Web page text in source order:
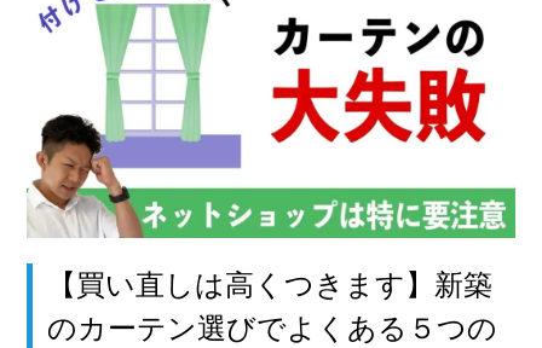
【買い直しは高くつきます】新築
のカーテン選びでよくある５つの